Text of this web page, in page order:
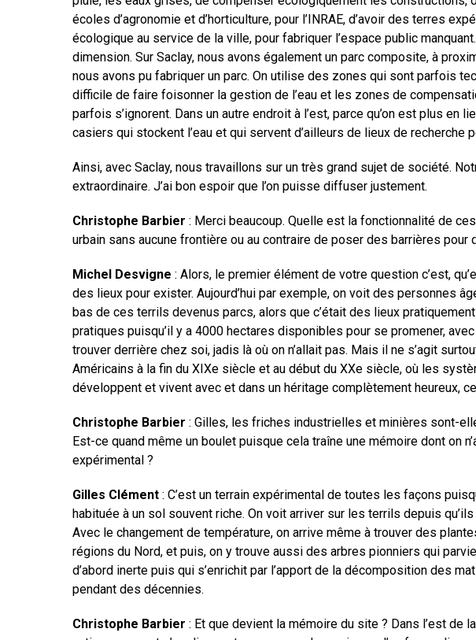
écoles d’agronomie et d’horticulture, pour l’INRAE, d’avoir des terres
écologique au service de la ville, pour fabriquer l’espace public
dimension. Sur Saclay, nous avons également un parc composite, à
nous avons pu fabriquer un parc. On utilise des zones qui sont parfois
difficile de faire foisonner la gestion de l’eau et les zones de
parfois s’ignorent. Dans un autre endroit à l’est, parce qu’on est plus
casiers qui stockent l’eau et qui servent d’ailleurs de lieux de recherche
Ainsi, avec Saclay, nous travaillons sur un très grand sujet de société.
extraordinaire. J’ai bon espoir que l’on puisse diffuser justement.
Christophe Barbier : Merci beaucoup. Quelle est la fonctionnalité de
urbain sans aucune frontière ou au contraire de poser des barrières
Michel Desvigne : Alors, le premier élément de votre question c’est,
des lieux pour exister. Aujourd’hui par exemple, on voit des personnes
bas de ces terrils devenus parcs, alors que c’était des lieux
pratiques puisqu’il y a 4000 hectares disponibles pour se promener,
trouver derrière chez soi, jadis là où on n’allait pas. Mais il ne s’agit
Américains à la fin du XIXe siècle et au début du XXe siècle, où les
développent et vivent avec et dans un héritage complètement heureux,
Christophe Barbier : Gilles, les friches industrielles et minières sont-
Est-ce quand même un boulet puisque cela traîne une mémoire dont on
expérimental ?
Gilles Clément : C’est un terrain expérimental de toutes les façons
habituée à un sol souvent riche. On voit arriver sur les terrils depuis
Avec le changement de température, on arrive même à trouver des
régions du Nord, et puis, on y trouve aussi des arbres pionniers qui
d’abord inerte puis qui s’enrichit par l’apport de la décomposition des
pendant des décennies.
Christophe Barbier : Et que devient la mémoire du site ? Dans l’est de